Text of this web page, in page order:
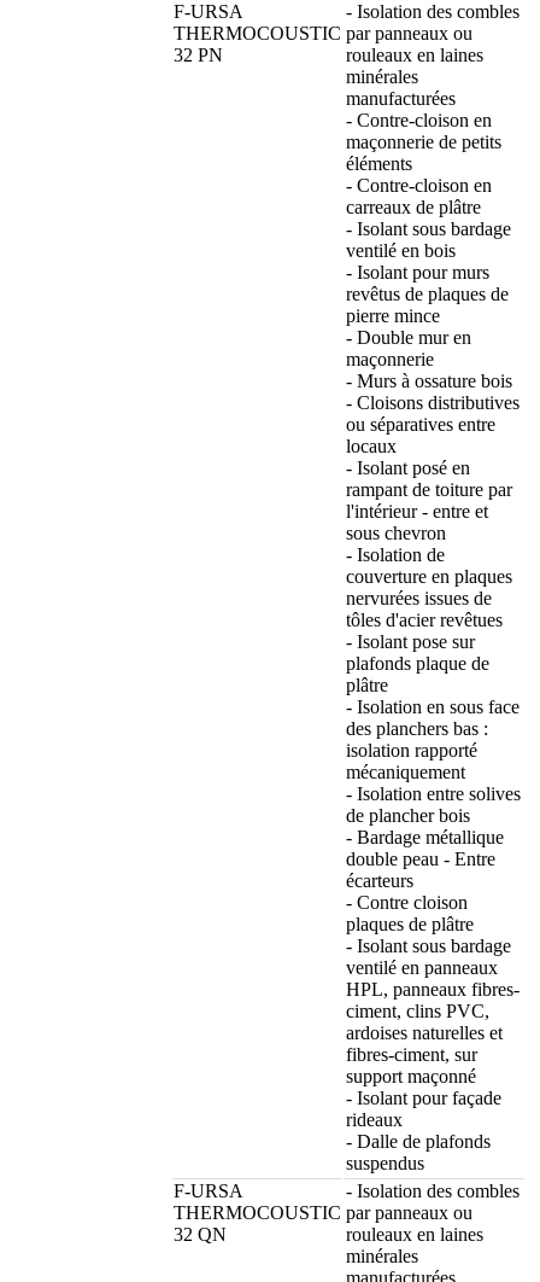
F-URSA
THERMOCOUSTIC
32 PN
- Isolation des combles
par panneaux ou
rouleaux en laines
minérales
manufacturées
- Contre-cloison en
maçonnerie de petits
éléments
- Contre-cloison en
carreaux de plâtre
- Isolant sous bardage
ventilé en bois
- Isolant pour murs
revêtus de plaques de
pierre mince
- Double mur en
maçonnerie
- Murs à ossature bois
- Cloisons distributives
ou séparatives entre
locaux
- Isolant posé en
rampant de toiture par
l'intérieur - entre et
sous chevron
- Isolation de
couverture en plaques
nervurées issues de
tôles d'acier revêtues
- Isolant pose sur
plafonds plaque de
plâtre
- Isolation en sous face
des planchers bas :
isolation rapporté
mécaniquement
- Isolation entre solives
de plancher bois
- Bardage métallique
double peau - Entre
écarteurs
- Contre cloison
plaques de plâtre
- Isolant sous bardage
ventilé en panneaux
HPL, panneaux fibres-
ciment, clins PVC,
ardoises naturelles et
fibres-ciment, sur
support maçonné
- Isolant pour façade
rideaux
- Dalle de plafonds
suspendus
F-URSA
THERMOCOUSTIC
32 QN
- Isolation des combles
par panneaux ou
rouleaux en laines
minérales